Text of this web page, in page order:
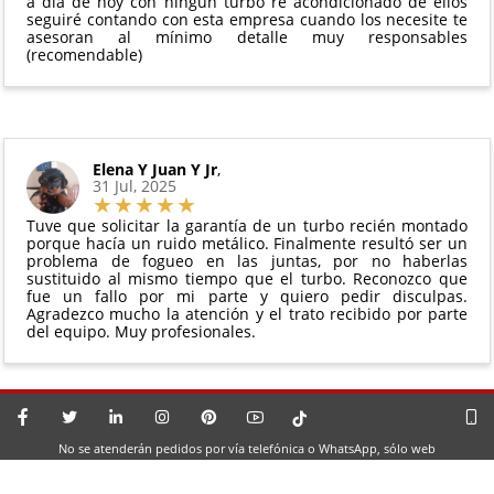
seguiré contando con esta empresa cuando los necesite te
asesoran al mínimo detalle muy responsables
(recomendable)
Elena Y Juan Y Jr,
31 Jul, 2025
Tuve que solicitar la garantía de un turbo recién montado
porque hacía un ruido metálico. Finalmente resultó ser un
problema de fogueo en las juntas, por no haberlas
sustituido al mismo tiempo que el turbo. Reconozco que
fue un fallo por mi parte y quiero pedir disculpas.
Agradezco mucho la atención y el trato recibido por parte
del equipo. Muy profesionales.
No se atenderán pedidos por vía telefónica o WhatsApp, sólo web